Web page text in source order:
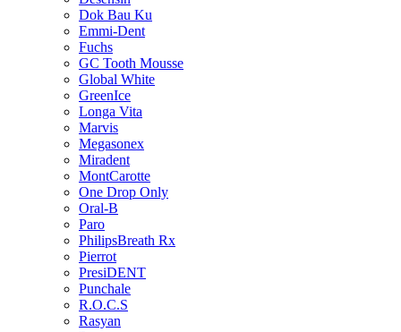
Dok Bau Ku
Emmi-Dent
Fuchs
GC Tooth Mousse
Global White
GreenIce
Longa Vita
Marvis
Megasonex
Miradent
MontCarotte
One Drop Only
Oral-B
Paro
PhilipsBreath Rx
Pierrot
PresiDENT
Punchale
R.O.C.S
Rasyan